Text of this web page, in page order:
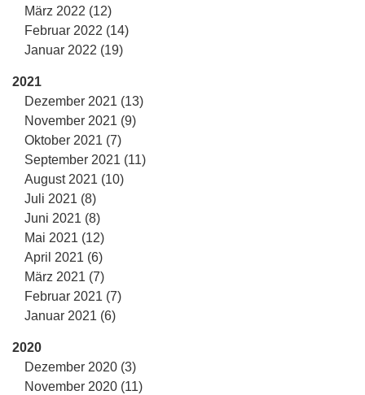
März 2022 (12)
Februar 2022 (14)
Januar 2022 (19)
2021
Dezember 2021 (13)
November 2021 (9)
Oktober 2021 (7)
September 2021 (11)
August 2021 (10)
Juli 2021 (8)
Juni 2021 (8)
Mai 2021 (12)
April 2021 (6)
März 2021 (7)
Februar 2021 (7)
Januar 2021 (6)
2020
Dezember 2020 (3)
November 2020 (11)